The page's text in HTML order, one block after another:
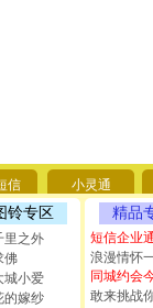
信 小灵通
铃专区
里之外
佛
城小爱
的嫁纱
精品
短信企业
浪漫情怀
同城约会
敢来挑战